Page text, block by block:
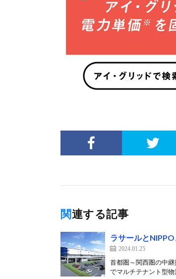
関連する記事
ラサールと
2024.01.25
首都圏～関西圏の中
でマルチテナント型